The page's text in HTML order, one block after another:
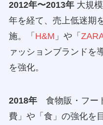
2012年〜2013年大規
年を経て、売上低迷期
施。「 H&M 」や「
ァッションブランドを
を強化。
2018年食物販・フー
費」や「食」の強化を